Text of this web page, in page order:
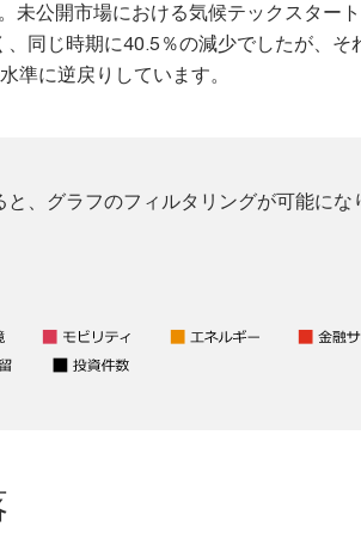
未公開市場における気候テックスター
同じ時期に40.5％の減少でしたが、そ
準に逆戻りしています。
、グラフのフィルタリングが可能にな